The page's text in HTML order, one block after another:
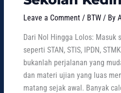
Leave a Comment / BTW / By
Dari Nol Hingga Lolos: Masuk
seperti STAN, STIS, IPDN,
bukanlah perjalanan yang
dan materi ujian yang luas
matang sejak awal. Banyak